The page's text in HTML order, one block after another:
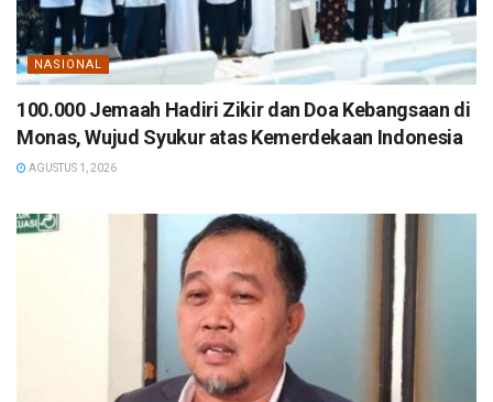
NASIONAL
100.000 Jemaah Hadiri Zikir dan Doa Kebangsaan di
Monas, Wujud Syukur atas Kemerdekaan Indonesia
AGUSTUS 1, 2026